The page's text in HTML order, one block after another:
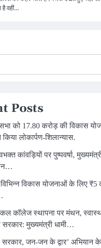
है वहीं…
Posts
को 17.80 करोड़ की विकास
किया लोकार्पण-शिलान्यास.
कांवड़ियों पर पुष्पवर्षा,
विकास योजनाओं के लिए ₹5
कॉलेज स्थापना पर मंथन,
मुख्यमंत्री धामी…
जन-जन के द्वार’ अभियान